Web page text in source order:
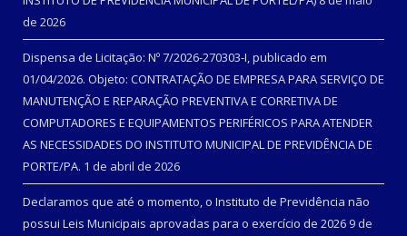
de 2026
Dispensa de Licitação: Nº 7/2026-270303-I, publicado em
01/04/2026. Objeto: CONTRATAÇÃO DE EMPRESA PARA SERVIÇO DE
MANUTENÇÃO E REPARAÇÃO PREVENTIVA E CORRETIVA DE
COMPUTADORES E EQUIPAMENTOS PERIFÉRICOS PARA ATENDER
AS NECESSIDADES DO INSTITUTO MUNICIPAL DE PREVIDÊNCIA DE
PORTE/PA. 1 de abril de 2026
Declaramos que até o momento, o Instituto de Previdência não
possui Leis Municipais aprovadas para o exercício de 2026 9 de